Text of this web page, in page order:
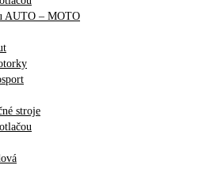
AUTO – MOTO
stroje